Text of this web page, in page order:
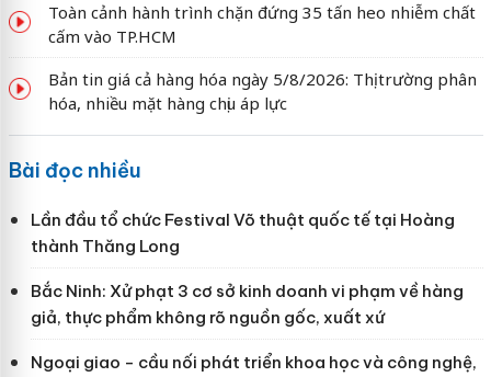
Toàn cảnh hành trình chặn đứng 35 tấn heo nhiễm chất
cấm vào TP.HCM
Bản tin giá cả hàng hóa ngày 5/8/2026: Thị trường phân
hóa, nhiều mặt hàng chịu áp lực
Bài đọc nhiều
Lần đầu tổ chức Festival Võ thuật quốc tế tại Hoàng
thành Thăng Long
Bắc Ninh: Xử phạt 3 cơ sở kinh doanh vi phạm về hàng
giả, thực phẩm không rõ nguồn gốc, xuất xứ
Ngoại giao - cầu nối phát triển khoa học và công nghệ,